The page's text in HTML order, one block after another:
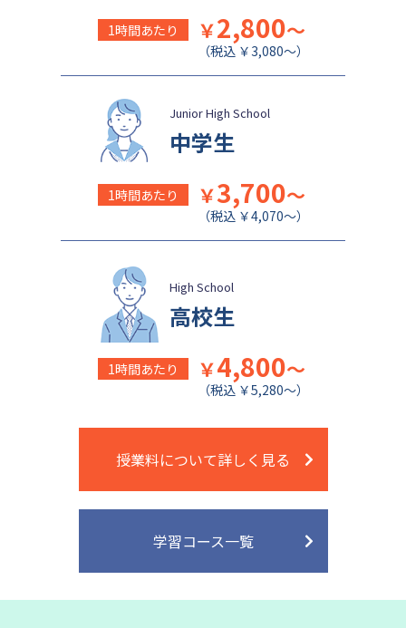
1時間あたり ￥2,800～
（税込 ￥3,080～）
Junior High School
中学生
1時間あたり ￥3,700～
（税込 ￥4,070～）
High School
高校生
1時間あたり ￥4,800～
（税込 ￥5,280～）
授業料について詳しく見る
学習コース一覧